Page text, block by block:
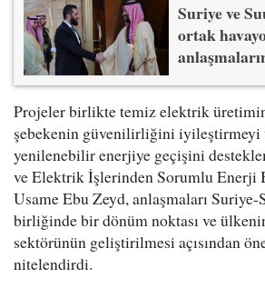
Suriye ve
ortak
Projeler birlikte temiz elektrik
şebekenin güvenilirliğini iyileştirmeyi
yenilenebilir enerjiye geçişini
ve Elektrik İşlerinden Sorumlu Enerji
Usame Ebu Zeyd, anlaşmaları
birliğinde bir dönüm noktası ve
sektörünün geliştirilmesi açısından
nitelendirdi.